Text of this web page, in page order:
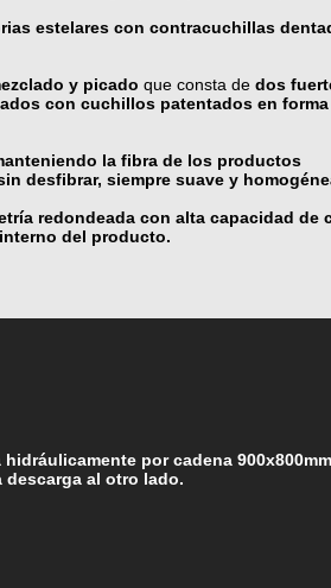
estelares con contracuchillas
y picado que consta de dos
con cuchillos patentados en forma
la fibra de los productos
desfibrar, siempre suave y
redondeada con alta capacidad de
del producto.
por cadena
descarga al otro lado.